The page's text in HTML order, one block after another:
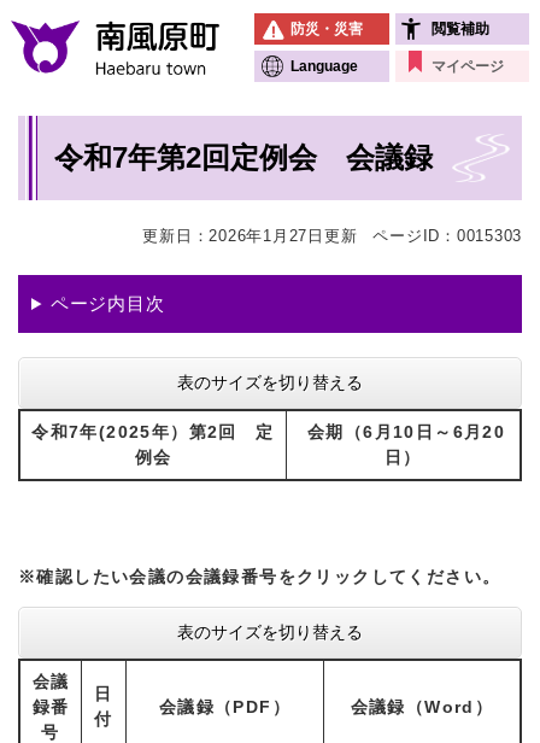
メニューを飛ばして本文へ
防災・災害 閲覧補助
Language マイページ
令和7年第2回定例会 会議録
更新日：2026年1月27日更新 ページID：0015303
ページ内目次
表のサイズを切り替える
令和7年(2025年）第2回 定
例会
会期（6月10日～6月20
日）
※確認したい会議の会議録番号をクリックしてください。
表のサイズを切り替える
会議
録番
号
日
付
会議録（PDF） 会議録（Word）